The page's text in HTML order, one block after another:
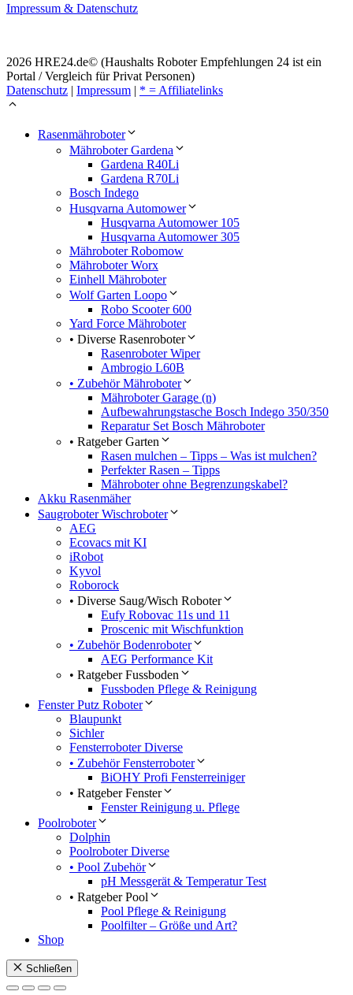
Impressum & Datenschutz
2026 HRE24.de© (Haushalts Roboter Empfehlungen 24 ist ein
Portal / Vergleich für Privat Personen)
Datenschutz | Impressum | * = Affiliatelinks
Rasenmähroboter
Mähroboter Gardena
Gardena R40Li
Gardena R70Li
Bosch Indego
Husqvarna Automower
Husqvarna Automower 105
Husqvarna Automower 305
Mähroboter Robomow
Mähroboter Worx
Einhell Mähroboter
Wolf Garten Loopo
Robo Scooter 600
Yard Force Mähroboter
• Diverse Rasenroboter
Rasenroboter Wiper
Ambrogio L60B
• Zubehör Mähroboter
Mähroboter Garage (n)
Aufbewahrungstasche Bosch Indego 350/350
Reparatur Set Bosch Mähroboter
• Ratgeber Garten
Rasen mulchen – Tipps – Was ist mulchen?
Perfekter Rasen – Tipps
Mähroboter ohne Begrenzungskabel?
Akku Rasenmäher
Saugroboter Wischroboter
AEG
Ecovacs mit KI
iRobot
Kyvol
Roborock
• Diverse Saug/Wisch Roboter
Eufy Robovac 11s und 11
Proscenic mit Wischfunktion
• Zubehör Bodenroboter
AEG Performance Kit
• Ratgeber Fussboden
Fussboden Pflege & Reinigung
Fenster Putz Roboter
Blaupunkt
Sichler
Fensterroboter Diverse
• Zubehör Fensterroboter
BiOHY Profi Fensterreiniger
• Ratgeber Fenster
Fenster Reinigung u. Pflege
Poolroboter
Dolphin
Poolroboter Diverse
• Pool Zubehör
pH Messgerät & Temperatur Test
• Ratgeber Pool
Pool Pflege & Reinigung
Poolfilter – Größe und Art?
Shop
Schließen